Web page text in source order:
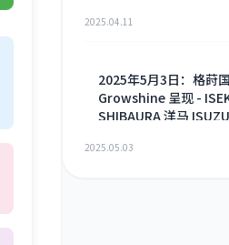
2025.04.11
2025年5月3日：格莳
Growshine 呈现 -
SHIBAURA 洋马
件 海量现货供应
2025.05.03